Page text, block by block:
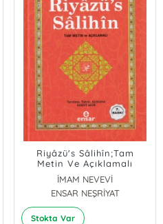
Riyâzü's Sâlihîn;Tam
Metin Ve Açıklamalı
İMAM NEVEVİ
ENSAR NEŞRİYAT
Stokta Var